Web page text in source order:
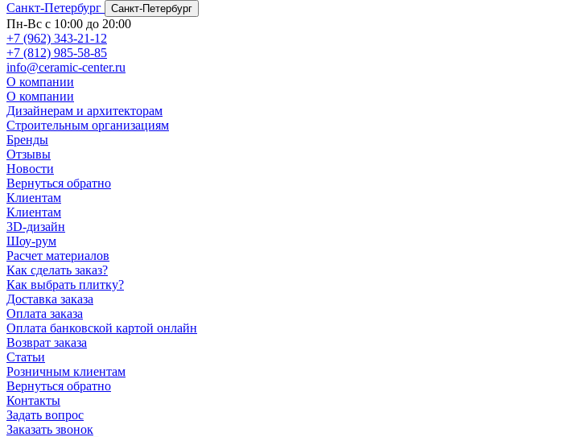
Санкт-Петербург
Санкт-Петербург
Пн-Вс с 10:00 до 20:00
+7 (962) 343-21-12
+7 (812) 985-58-85
info@ceramic-center.ru
О компании
О компании
Дизайнерам и архитекторам
Строительным организациям
Бренды
Отзывы
Новости
Вернуться обратно
Клиентам
Клиентам
3D-дизайн
Шоу-рум
Расчет материалов
Как сделать заказ?
Как выбрать плитку?
Доставка заказа
Оплата заказа
Оплата банковской картой онлайн
Возврат заказа
Статьи
Розничным клиентам
Вернуться обратно
Контакты
Задать вопрос
Заказать звонок